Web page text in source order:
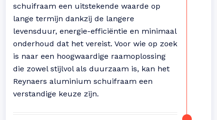
schuifraam een uitstekende waarde op
lange termijn dankzij de langere
levensduur, energie-efficiëntie en minimaal
onderhoud dat het vereist. Voor wie op zoek
is naar een hoogwaardige raamoplossing
die zowel stijlvol als duurzaam is, kan het
Reynaers aluminium schuifraam een
verstandige keuze zijn.